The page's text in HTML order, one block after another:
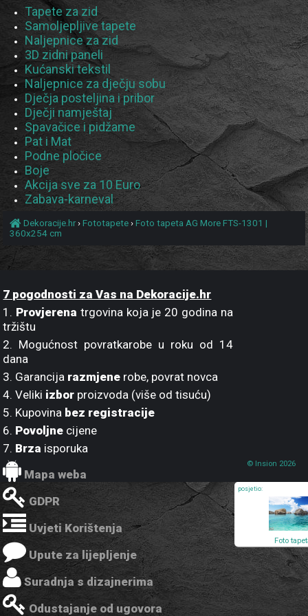
Tapete za zid
Samoljepljive tapete
Naljepnice za zid
3D zidni paneli
Kućanski tekstil
Naljepnice za dječju sobu
Dječja posteljina i pribor
Dječji namještaj
Spavačice i pidžame
Pat i Mat
Podne pločice
Boje
Akcija sve za 10 Euro
Zabava-karneval
Dekoracije.hr›Fototapete ›Foto tapeta AG More FTS-1301 |
360x254 cm
7 pogodnosti za Vas na Dekoracije.hr
1. Provjerena trgovina koja je 20 godina na
tržištu
2. Mogućnost povratkarobe u roku od 14
dana
3. Garancija razmjene robe, povrat novca
4. Veliki izbor proizvoda (više od tisuću)
5. Kupovina bez registracije
6. Povoljne cijene
7. Brza isporuka
Mapa weba
GDPR
Uvjeti Korištenja
Upute za lijepljenje
Suradnja s dizajnerima
Odustajanje od ugovora
© Insion 2026
posjetio:
Foto
AG More
FTS-
360x254